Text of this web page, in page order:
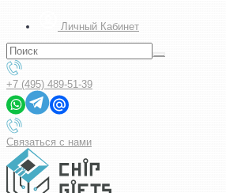
Личный Кабинет
+7 (495) 489-51-39
Связаться с нами